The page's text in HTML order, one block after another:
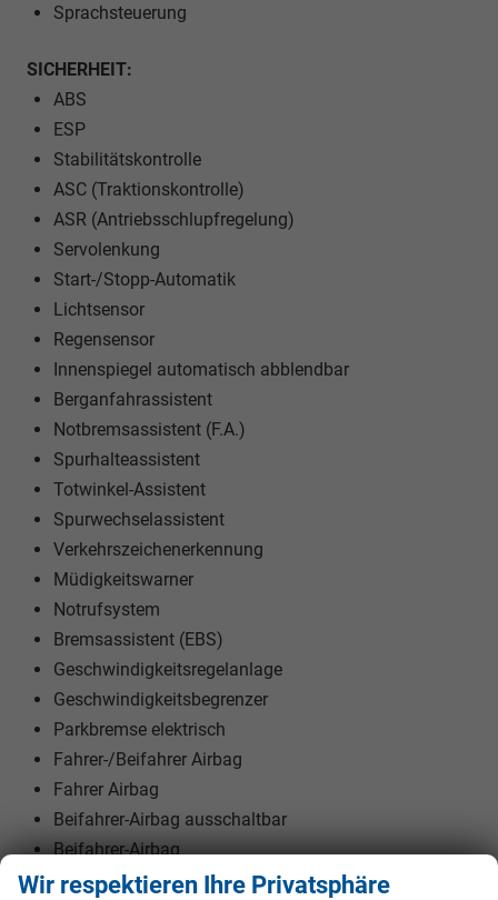
Sprachsteuerung
SICHERHEIT:
ABS
ESP
Stabilitätskontrolle
ASC (Traktionskontrolle)
ASR (Antriebsschlupfregelung)
Servolenkung
Start-/Stopp-Automatik
Lichtsensor
Regensensor
Innenspiegel automatisch abblendbar
Berganfahrassistent
Notbremsassistent (F.A.)
Spurhalteassistent
Totwinkel-Assistent
Spurwechselassistent
Verkehrszeichenerkennung
Müdigkeitswarner
Notrufsystem
Bremsassistent (EBS)
Geschwindigkeitsregelanlage
Geschwindigkeitsbegrenzer
Parkbremse elektrisch
Fahrer-/Beifahrer Airbag
Fahrer Airbag
Beifahrer-Airbag ausschaltbar
Beifahrer-Airbag
Seiten-Airbags
Wir respektieren Ihre Privatsphäre